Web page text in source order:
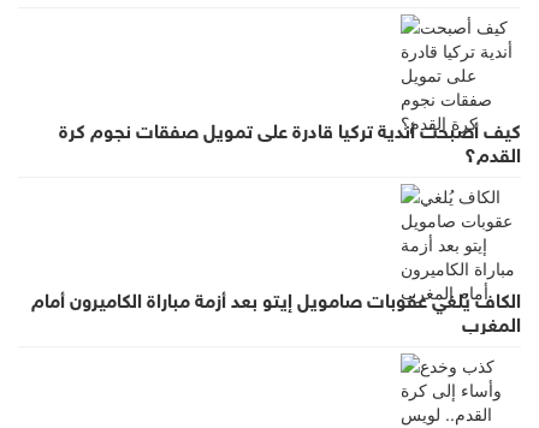
كيف أصبحت أندية تركيا قادرة على تمويل صفقات نجوم كرة
القدم؟
الكاف يُلغي عقوبات صامويل إيتو بعد أزمة مباراة الكاميرون أمام
المغرب